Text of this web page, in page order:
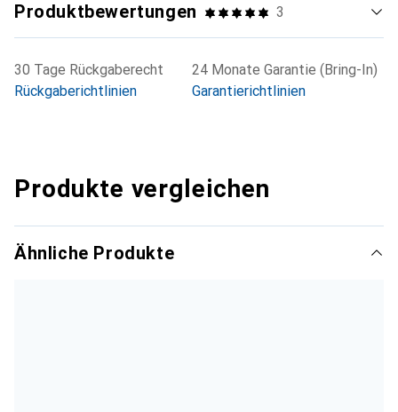
Produktbewertungen 3
30 Tage Rückgaberecht
Rückgaberichtlinien
24 Monate Garantie (Bring-In)
Garantierichtlinien
Produkte vergleichen
Ähnliche Produkte